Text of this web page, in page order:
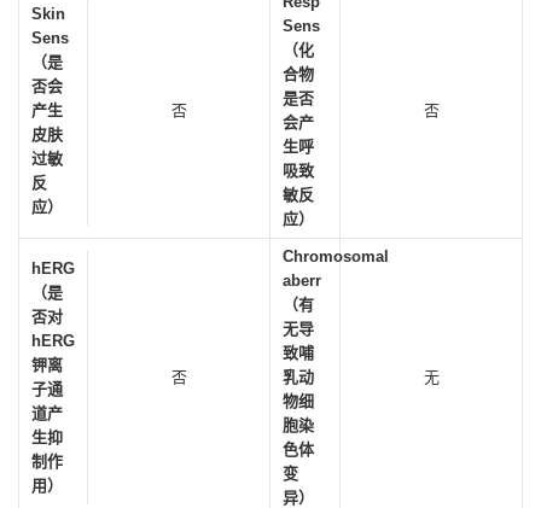
Skin
Sens
（是
否会
产生
皮肤
过敏
反
应）
否
Sens
（化
合物
是否
会产
生呼
吸致
敏反
应）
否
hERG
（是
否对
hERG
钾离
子通
道产
生抑
制作
用）
否
Chromosomal
aberr
（有
无导
致哺
乳动
物细
胞染
色体
变
异）
无